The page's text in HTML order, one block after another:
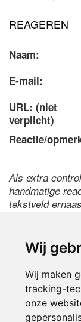
Wij
Wij maken
tracking-
onze
REAGEREN
Naam:
E-mail:
URL: (niet
verplicht)
Reactie/
Als extra
handmatige
tekstveld